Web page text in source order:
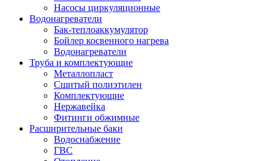
Насосы циркуляционные
Водонагреватели
Бак-теплоаккумулятор
Бойлер косвенного нагрева
Водонагреватели
Труба и комплектующие
Металлопласт
Сшитый полиэтилен
Комплектующие
Нержавейка
Фитинги обжимные
Расширительные баки
Водоснабжение
ГВС